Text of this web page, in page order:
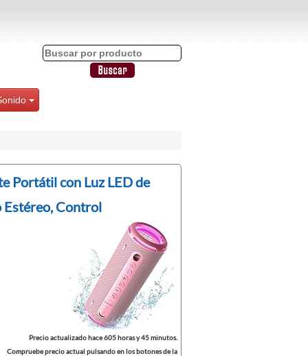
Portátil con Luz LED de
Estéreo, Control
Precio actualizado hace 605 horas y 45 minutos.
Compruebe precio actual pulsando en los botones de la